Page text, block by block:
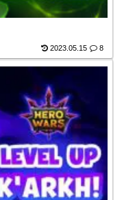
2023.05.15 8